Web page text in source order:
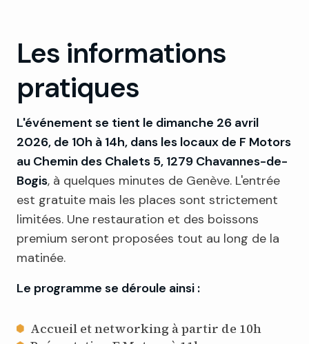
Les informations
pratiques
L'événement se tient le dimanche 26 avril
2026, de 10h à 14h, dans les locaux de F Motors
au Chemin des Chalets 5, 1279 Chavannes-de-
Bogis, à quelques minutes de Genève. L'entrée
est gratuite mais les places sont strictement
limitées. Une restauration et des boissons
premium seront proposées tout au long de la
matinée.
Le programme se déroule ainsi :
Accueil et networking à partir de 10h